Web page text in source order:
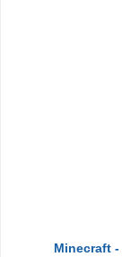
Minecraft